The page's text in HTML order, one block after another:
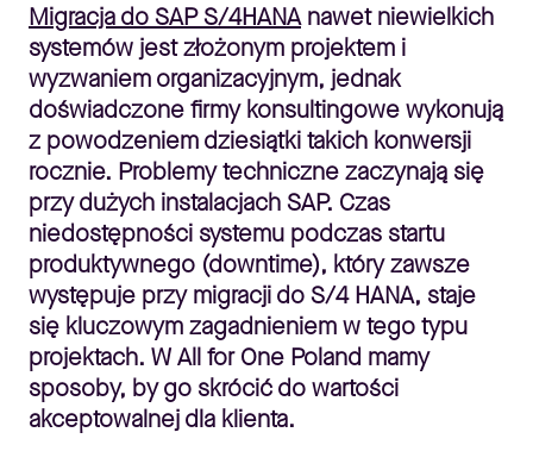
Migracja do SAP S/4HANAnawet niewielkich
systemów jest złożonym projektem i
wyzwaniem organizacyjnym, jednak
doświadczone firmy konsultingowe wykonują
z powodzeniem dziesiątki takich konwersji
rocznie. Problemy techniczne zaczynają się
przy dużych instalacjach SAP. Czas
niedostępności systemu podczas startu
produktywnego (downtime), który zawsze
występuje przy migracji do S/4 HANA, staje
się kluczowym zagadnieniem w tego typu
projektach. W All for One Poland mamy
sposoby, by go skrócić do wartości
akceptowalnej dla klienta.